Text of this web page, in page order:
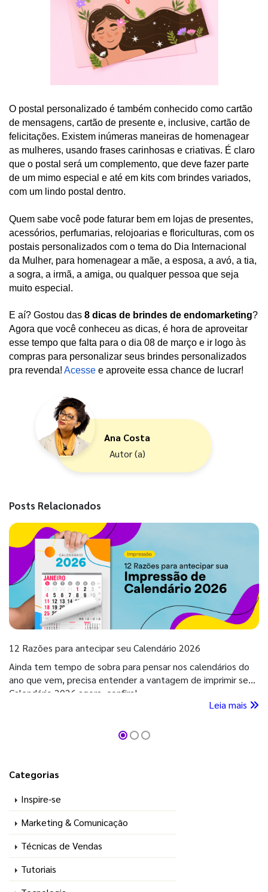
O postal personalizado é também conhecido como cartão
de mensagens, cartão de presente e, inclusive, cartão de
felicitações. Existem inúmeras maneiras de homenagear
as mulheres, usando frases carinhosas e criativas. É claro
que o postal será um complemento, que deve fazer parte
de um mimo especial e até em kits com brindes variados,
com um lindo postal dentro.
Quem sabe você pode faturar bem em lojas de presentes,
acessórios, perfumarias, relojoarias e floriculturas, com os
postais personalizados com o tema do Dia Internacional
da Mulher, para homenagear a mãe, a esposa, a avó, a tia,
a sogra, a irmã, a amiga, ou qualquer pessoa que seja
muito especial.
E aí? Gostou das 8 dicas de brindes de endomarketing?
Agora que você conheceu as dicas, é hora de aproveitar
esse tempo que falta para o dia 08 de março e ir logo às
compras para personalizar seus brindes personalizados
pra revenda! Acesse e aproveite essa chance de lucrar!
Ana Costa
Autor (a)
Posts Relacionados
12 Razões para antecipar seu Calendário 2026
Ainda tem tempo de sobra para pensar nos calendários do
ano que vem, precisa entender a vantagem de imprimir seu
Calendário 2026 agora, confira!
Leia mais
Categorias
Inspire-se
Marketing & Comunicação
Técnicas de Vendas
Tutoriais